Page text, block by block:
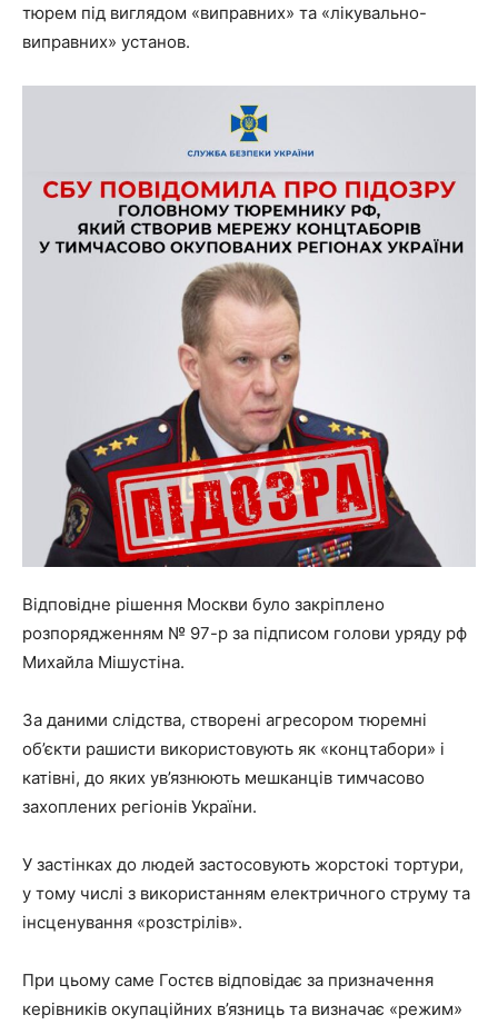
тюрем під виглядом «виправних» та «лікувально-
виправних» установ.
Відповідне рішення Москви було закріплено
розпорядженням № 97-р за підписом голови уряду рф
Михайла Мішустіна.
За даними слідства, створені агресором тюремні
об’єкти рашисти використовують як «концтабори» і
катівні, до яких ув’язнюють мешканців тимчасово
захоплених регіонів України.
У застінках до людей застосовують жорстокі тортури,
у тому числі з використанням електричного струму та
інсценування «розстрілів».
При цьому саме Гостєв відповідає за призначення
керівників окупаційних в’язниць та визначає «режим»